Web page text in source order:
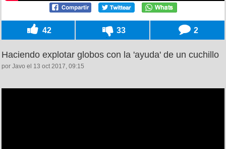
42 33 2
Haciendo explotar globos con la 'ayuda' de un cuchillo
por Javo el 13 oct 2017, 09:15